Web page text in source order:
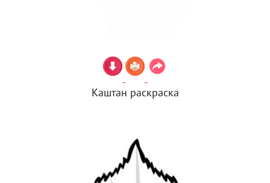
Каштан раскраска